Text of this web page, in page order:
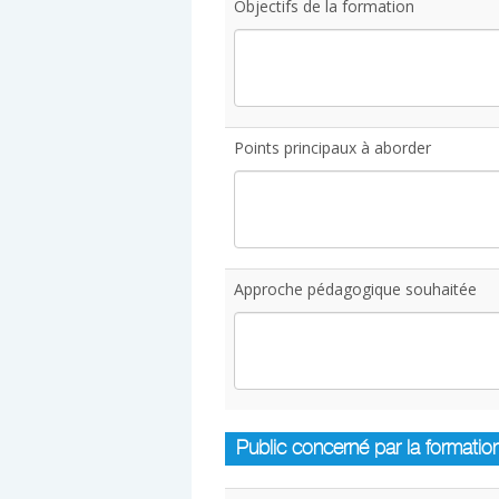
Objectifs de la formation
Points principaux à aborder
Approche pédagogique souhaitée
Public concerné par la